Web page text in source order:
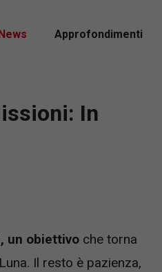
Approfondimenti
In
un obiettivo che torna
Il resto è pazienza,